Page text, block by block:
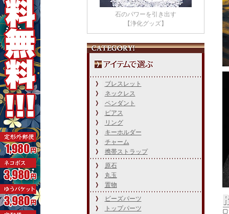
石のパワーを引き出す
【浄化グッズ】
ブレスレット
ネックレス
ペンダント
ピアス
リング
キーホルダー
チャーム
携帯ストラップ
原石
丸玉
置物
ビーズパーツ
トップパーツ